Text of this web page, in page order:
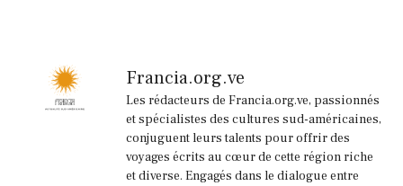
Francia.org.ve
Les rédacteurs de Francia.org.ve, passionnés
et spécialistes des cultures sud-américaines,
conjuguent leurs talents pour offrir des
voyages écrits au cœur de cette région riche
et diverse. Engagés dans le dialogue entre